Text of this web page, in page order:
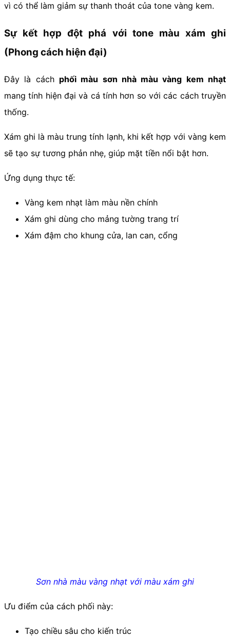
vì có thể làm giảm sự thanh thoát của tone vàng kem.
Sự kết hợp đột phá với tone màu xám ghi
(Phong cách hiện đại)
Đây là cách phối màu sơn nhà màu vàng kem nhạt
mang tính hiện đại và cá tính hơn so với các cách truyền
thống.
Xám ghi là màu trung tính lạnh, khi kết hợp với vàng kem
sẽ tạo sự tương phản nhẹ, giúp mặt tiền nổi bật hơn.
Ứng dụng thực tế:
Vàng kem nhạt làm màu nền chính
Xám ghi dùng cho mảng tường trang trí
Xám đậm cho khung cửa, lan can, cổng
Sơn nhà màu vàng nhạt với màu xám ghi
Ưu điểm của cách phối này:
Tạo chiều sâu cho kiến trúc